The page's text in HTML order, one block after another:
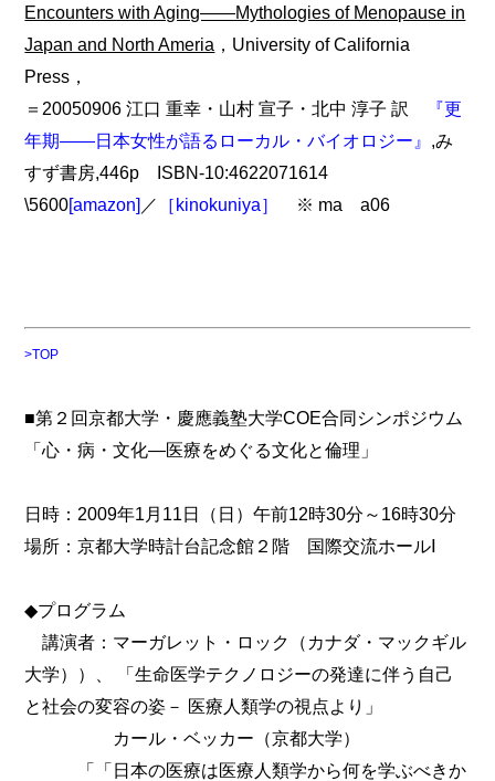
Encounters with Aging――Mythologies of Menopause in
Japan and North Ameria ，University of California
Press，
＝20050906 江口 重幸・山村 宣子・北中 淳子 訳
『更
年期――日本女性が語るローカル・バイオロジー』 ,み
すず書房,446p ISBN-10:4622071614
\5600[amazon] ／ ［kinokuniya］ ※ ma a06
>TOP
■第２回京都大学・慶應義塾大学COE合同シンポジウム
「心・病・文化―医療をめぐる文化と倫理」
日時：2009年1月11日（日）午前12時30分～16時30分
場所：京都大学時計台記念館２階 国際交流ホールⅠ
◆プログラム
講演者：マーガレット・ロック（カナダ・マックギル
大学））、 「生命医学テクノロジーの発達に伴う自己
と社会の変容の姿－ 医療人類学の視点より」
カール・ベッカー（京都大学）
「「日本の医療は医療人類学から何を学ぶべきか